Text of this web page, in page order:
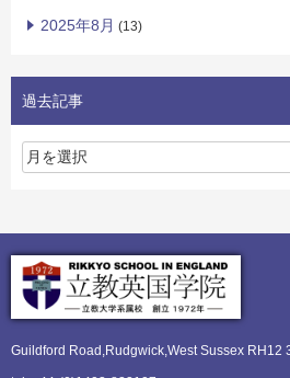
2025年8月 (13)
過去記事
Guildford Road,Rudgwick,West Sussex RH12